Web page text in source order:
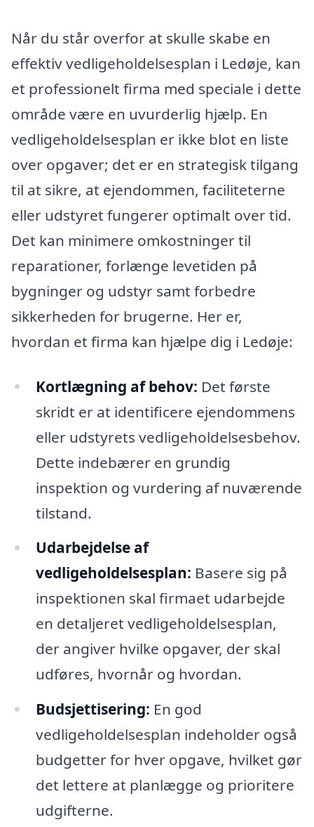
Når du står overfor at skulle skabe en
effektiv vedligeholdelsesplan i Ledøje, kan
et professionelt firma med speciale i dette
område være en uvurderlig hjælp. En
vedligeholdelsesplan er ikke blot en liste
over opgaver; det er en strategisk tilgang
til at sikre, at ejendommen, faciliteterne
eller udstyret fungerer optimalt over tid.
Det kan minimere omkostninger til
reparationer, forlænge levetiden på
bygninger og udstyr samt forbedre
sikkerheden for brugerne. Her er,
hvordan et firma kan hjælpe dig i Ledøje:
Kortlægning af behov: Det første
skridt er at identificere ejendommens
eller udstyrets vedligeholdelsesbehov.
Dette indebærer en grundig
inspektion og vurdering af nuværende
tilstand.
Udarbejdelse af
vedligeholdelsesplan: Basere sig på
inspektionen skal firmaet udarbejde
en detaljeret vedligeholdelsesplan,
der angiver hvilke opgaver, der skal
udføres, hvornår og hvordan.
Budsjettisering: En god
vedligeholdelsesplan indeholder også
budgetter for hver opgave, hvilket gør
det lettere at planlægge og prioritere
udgifterne.